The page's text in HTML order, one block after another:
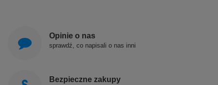
Opinie o nas
sprawdź, co napisali o nas inni
Bezpieczne zakupy